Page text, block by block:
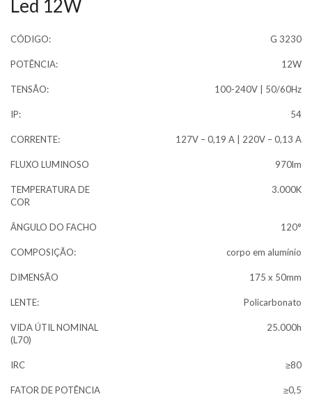
Led 12W
CÓDIGO: G 3230
POTÊNCIA: 12W
TENSÃO: 100-240V | 50/60Hz
IP: 54
CORRENTE: 127V – 0,19 A | 220V – 0,13 A
FLUXO LUMINOSO 970lm
TEMPERATURA DE
COR
3.000K
ÂNGULO DO FACHO 120°
COMPOSIÇÃO: corpo em alumínio
DIMENSÃO 175 x 50mm
LENTE: Policarbonato
VIDA ÚTIL NOMINAL
(L70)
25.000h
IRC ≥80
FATOR DE POTÊNCIA ≥0,5